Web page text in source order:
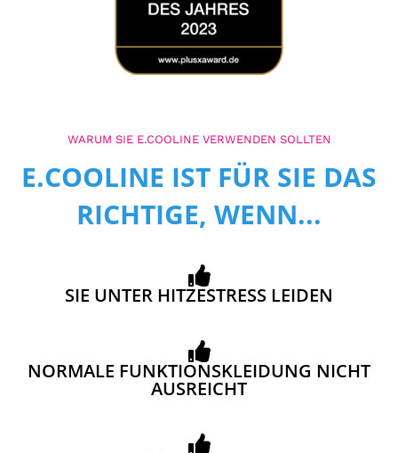
WARUM SIE E.COOLINE VERWENDEN SOLLTEN
E.COOLINE IST FÜR SIE DAS
RICHTIGE, WENN...
SIE UNTER HITZESTRESS LEIDEN
NORMALE FUNKTIONSKLEIDUNG NICHT
AUSREICHT